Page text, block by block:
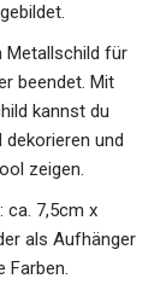
Metallschild für
beendet. Mit
kannst du
und
zeigen.
ca. 7,5cm x
als Aufhänger
Farben.